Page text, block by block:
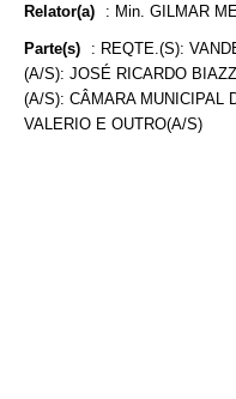
Relator(a) : Min. GILMAR
Parte(s) : REQTE.(S):
(A/S): JOSÉ RICARDO
(A/S): CÂMARA MUNICIPAL
VALERIO E OUTRO(A/S)